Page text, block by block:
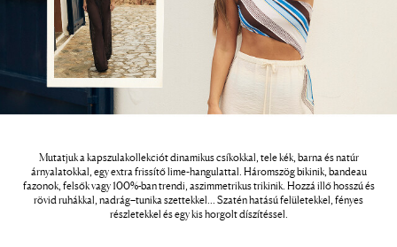
Mutatjuk a kapszulakollekciót dinamikus csíkokkal, tele kék, barna és natúr
árnyalatokkal, egy extra frissítő lime‑hangulattal. Háromszög bikinik, bandeau
fazonok, felsők vagy 100%-ban trendi, aszimmetrikus trikinik. Hozzá illő hosszú és
rövid ruhákkal, nadrág–tunika szettekkel… Szatén hatású felületekkel, fényes
részletekkel és egy kis horgolt díszítéssel.